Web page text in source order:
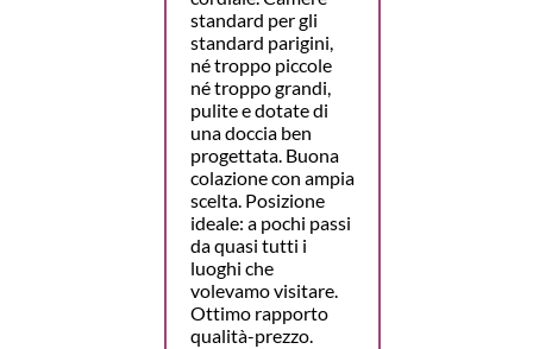
standard per gli
standard parigini,
né troppo piccole
né troppo grandi,
pulite e dotate di
una doccia ben
progettata. Buona
colazione con ampia
scelta. Posizione
ideale: a pochi passi
da quasi tutti i
luoghi che
volevamo visitare.
Ottimo rapporto
qualità-prezzo.